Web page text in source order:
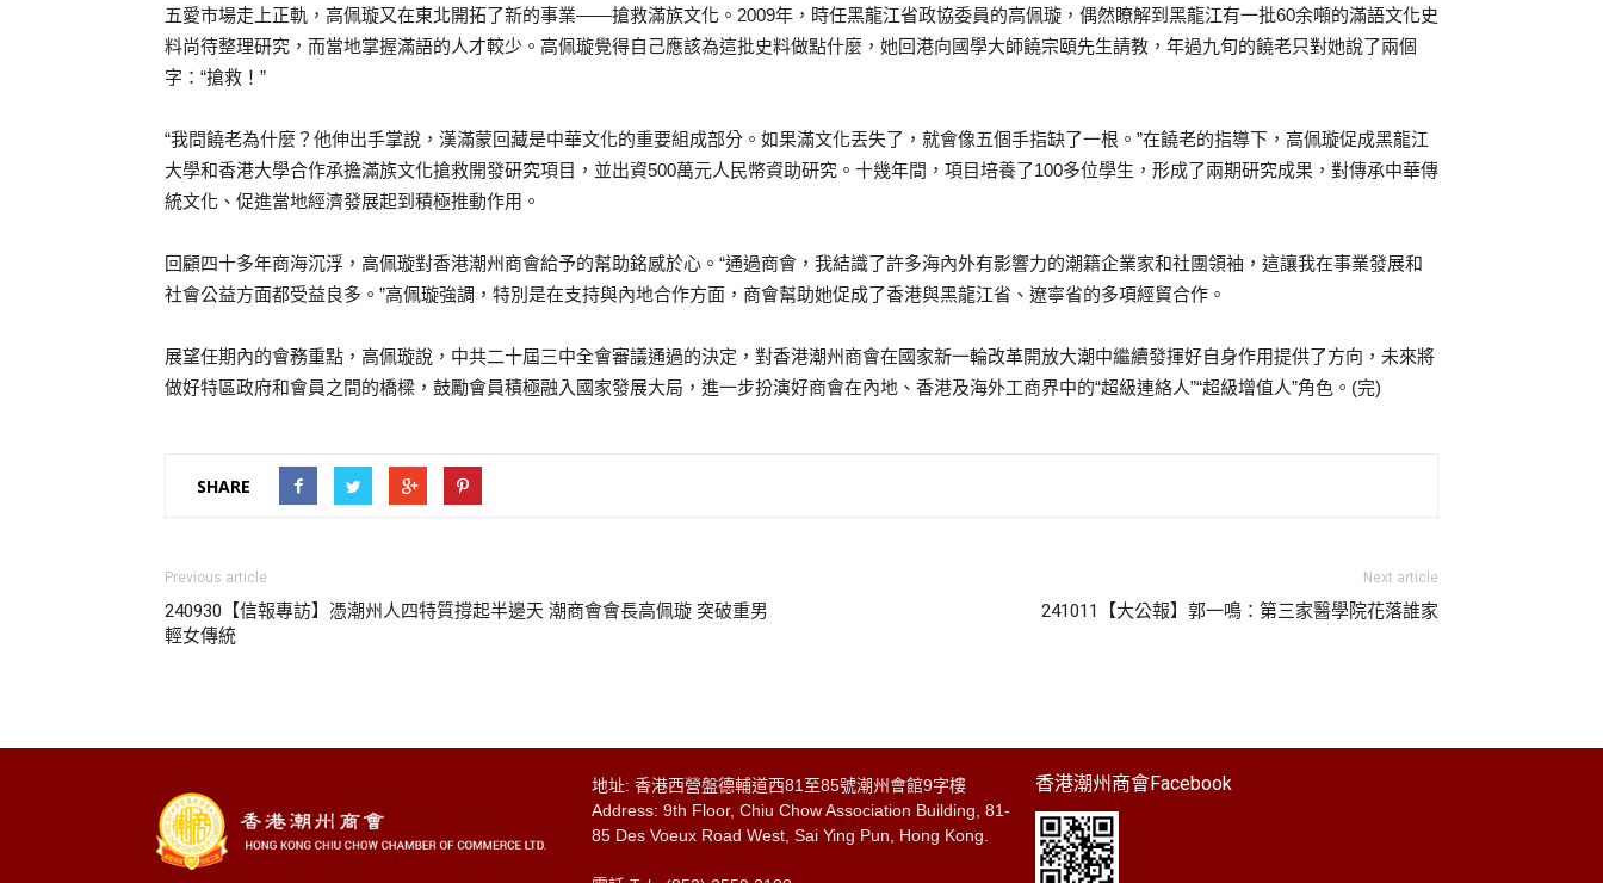
五愛市場走上正軌，高佩璇又在東北開拓了新的事業——搶救滿族文化。2009年，時任黑龍江省政協委員的高佩璇，偶然瞭解到黑龍江有一批60余噸的滿語文化史
料尚待整理研究，而當地掌握滿語的人才較少。高佩璇覺得自己應該為這批史料做點什麼，她回港向國學大師饒宗頤先生請教，年過九旬的饒老只對她說了兩個
字：“搶救！”
“我問饒老為什麼？他伸出手掌說，漢滿蒙回藏是中華文化的重要組成部分。如果滿文化丟失了，就會像五個手指缺了一根。”在饒老的指導下，高佩璇促成黑龍江
大學和香港大學合作承擔滿族文化搶救開發研究項目，並出資500萬元人民幣資助研究。十幾年間，項目培養了100多位學生，形成了兩期研究成果，對傳承中華傳
統文化、促進當地經濟發展起到積極推動作用。
回顧四十多年商海沉浮，高佩璇對香港潮州商會給予的幫助銘感於心。“通過商會，我結識了許多海內外有影響力的潮籍企業家和社團領袖，這讓我在事業發展和
社會公益方面都受益良多。”高佩璇強調，特別是在支持與內地合作方面，商會幫助她促成了香港與黑龍江省、遼寧省的多項經貿合作。
展望任期內的會務重點，高佩璇說，中共二十屆三中全會審議通過的決定，對香港潮州商會在國家新一輪改革開放大潮中繼續發揮好自身作用提供了方向，未來將
做好特區政府和會員之間的橋樑，鼓勵會員積極融入國家發展大局，進一步扮演好商會在內地、香港及海外工商界中的“超級連絡人”“超級增值人”角色。(完)
SHARE
Previous article
240930【信報專訪】憑潮州人四特質撐起半邊天 潮商會會長高佩璇 突破重男
輕女傳統
Next article
241011【大公報】郭一鳴：第三家醫學院花落誰家
地址: 香港西營盤德輔道西81至85號潮州會館9字樓
Address: 9th Floor, Chiu Chow Association Building, 81-
85 Des Voeux Road West, Sai Ying Pun, Hong Kong.
香港潮州商會Facebook